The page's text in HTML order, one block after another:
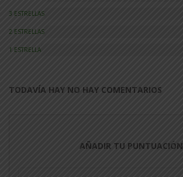
3 ESTRELLAS
2 ESTRELLAS
1 ESTRELLA
TODAVÍA HAY NO HAY COMENTARIOS
AÑADIR TU PUNTUACIÓN